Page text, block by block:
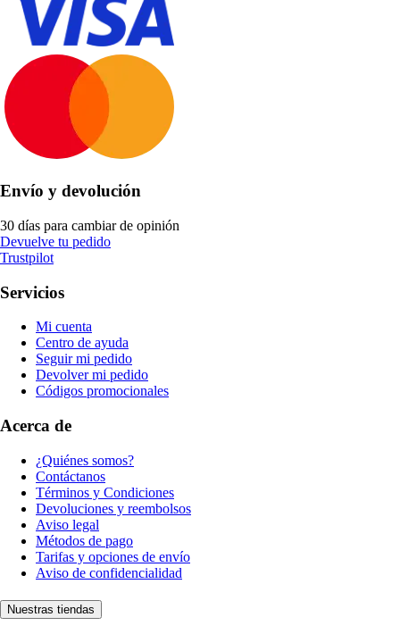
Envío y devolución
30 días para cambiar de opinión
Devuelve tu pedido
Trustpilot
Servicios
Mi cuenta
Centro de ayuda
Seguir mi pedido
Devolver mi pedido
Códigos promocionales
Acerca de
¿Quiénes somos?
Contáctanos
Términos y Condiciones
Devoluciones y reembolsos
Aviso legal
Métodos de pago
Tarifas y opciones de envío
Aviso de confidencialidad
Nuestras tiendas